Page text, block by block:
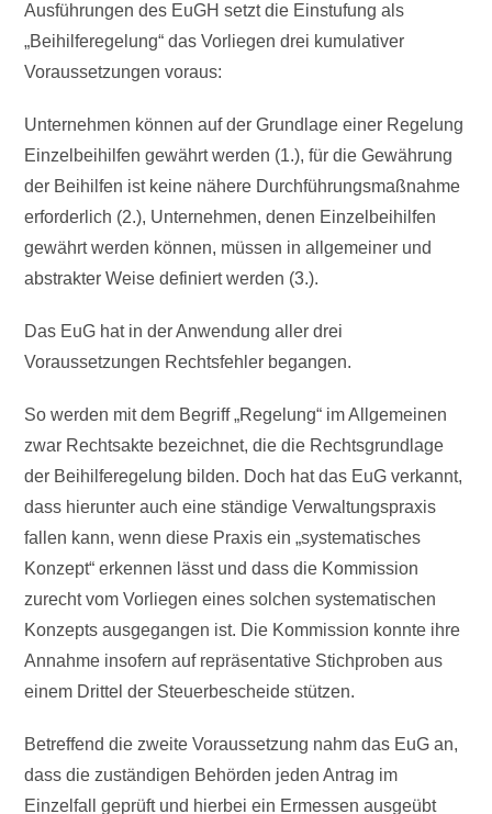
Ausführungen des EuGH setzt die Einstufung als
„Beihilferegelung“ das Vorliegen drei kumulativer
Voraussetzungen voraus:
Unternehmen können auf der Grundlage einer Regelung
Einzelbeihilfen gewährt werden (1.), für die Gewährung
der Beihilfen ist keine nähere Durchführungsmaßnahme
erforderlich (2.), Unternehmen, denen Einzelbeihilfen
gewährt werden können, müssen in allgemeiner und
abstrakter Weise definiert werden (3.).
Das EuG hat in der Anwendung aller drei
Voraussetzungen Rechtsfehler begangen.
So werden mit dem Begriff „Regelung“ im Allgemeinen
zwar Rechtsakte bezeichnet, die die Rechtsgrundlage
der Beihilferegelung bilden. Doch hat das EuG verkannt,
dass hierunter auch eine ständige Verwaltungspraxis
fallen kann, wenn diese Praxis ein „systematisches
Konzept“ erkennen lässt und dass die Kommission
zurecht vom Vorliegen eines solchen systematischen
Konzepts ausgegangen ist. Die Kommission konnte ihre
Annahme insofern auf repräsentative Stichproben aus
einem Drittel der Steuerbescheide stützen.
Betreffend die zweite Voraussetzung nahm das EuG an,
dass die zuständigen Behörden jeden Antrag im
Einzelfall geprüft und hierbei ein Ermessen ausgeübt